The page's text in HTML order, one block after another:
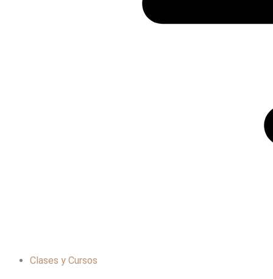
Clases y Cursos